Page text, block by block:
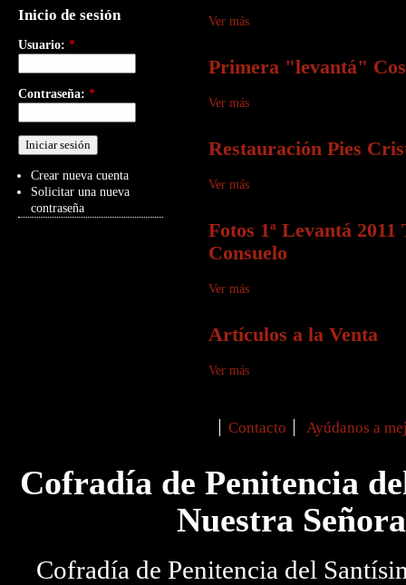
Ver más
Primera "levantá"
Ver más
Restauración Pies
Ver más
Fotos 1ª Levantá
Consuelo
Ver más
Artículos a la Venta
Ver más
Inicio de sesión
Usuario: *
Contraseña: *
Crear nueva cuenta
Solicitar una nueva
contraseña
Contacto Ayúdanos a
Cofradía de Penitencia
Nuestra
Cofradía de Penitencia del